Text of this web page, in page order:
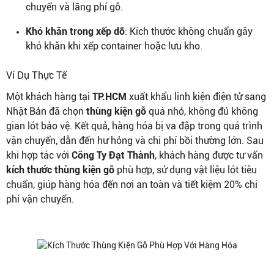
chuyển và lãng phí gỗ.
Khó khăn trong xếp dỡ: Kích thước không chuẩn gây
khó khăn khi xếp container hoặc lưu kho.
Ví Dụ Thực Tế
Một khách hàng tại TP.HCM xuất khẩu linh kiện điện tử sang
Nhật Bản đã chọn thùng kiện gỗ quá nhỏ, không đủ không
gian lót bảo vệ. Kết quả, hàng hóa bị va đập trong quá trình
vận chuyển, dẫn đến hư hỏng và chi phí bồi thường lớn. Sau
khi hợp tác với Công Ty Đạt Thành, khách hàng được tư vấn
kích thước thùng kiện gỗ phù hợp, sử dụng vật liệu lót tiêu
chuẩn, giúp hàng hóa đến nơi an toàn và tiết kiệm 20% chi
phí vận chuyển.